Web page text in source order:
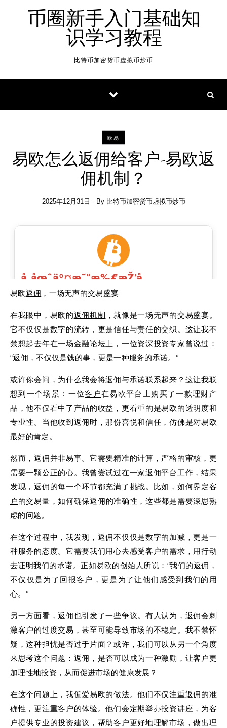
币圈新手入门基础知
识学习教程
比特币加密货币虚拟币炒币
欧易
易欧怎么返佣给客户-易欧返
佣机制？
2025年12月31日 - By 比特币加密货币虚拟币炒币
易欧返佣 ，一场无声的交易盛宴
在我眼中，易欧的返佣机制 ，就像是一场无声的交易盛宴。
它不仅仅是数字的流转，更是信任与责任的交织。这让我不
禁想起去年在一场金融论坛上，一位资深投资专家曾说过：
“返佣 ，不仅仅是钱的事，更是一种服务的承诺。”
或许你会问，为什么我会将返佣与承诺联系起来？这让我联
想到一个场景：一位客户在易欧平台上购买了一款理财产
品，他不仅看中了产品的收益，更看重的是易欧的透明度和
专业性。当他收到返佣时，那份喜悦和信任，仿佛是对易欧
最好的肯定。
然而，返佣并非易事。它需要精准的计算，严格的审核，更
需要一颗公正的心。我曾尝试过在一家返佣平台工作，结果
发现，返佣的每一个环节都充满了挑战。比如，如何界定客
户的交易量，如何确保返佣的准确性，这些都是需要深思熟
虑的问题。
在这个过程中，我发现，返佣不仅仅是数字的加减，更是一
种服务的态度。它需要我们用心去感受客户的需求，用行动
去证明我们的承诺。正如易欧的创始人所说：“我们的返佣，
不仅仅是为了回报客户，更是为了让他们感受到我们的用
心。”
另一方面看，返佣也引发了一些争议。有人认为，返佣会刺
激客户的过度交易，甚至可能导致市场的不稳定。我不禁怀
疑，这种担忧是否过于片面？或许，我们可以从另一个角度
来思考这个问题：返佣，是否可以成为一种激励，让客户更
加理性地投资，从而促进市场的健康发展？
在这个问题上，我偏爱易欧的做法。他们不仅注重返佣的准
确性，更注重客户的体验。他们会定期举办投资讲座，为客
户提供专业的投资建议，帮助客户更好地理解市场，做出理